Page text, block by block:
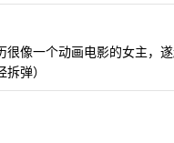
很像一个动画电影的女主，
弹）